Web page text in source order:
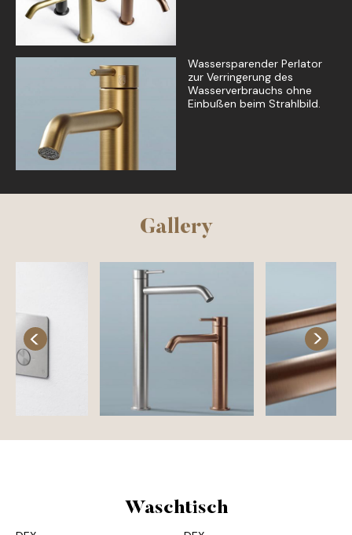
Wassersparender Perlator
zur Verringerung des
Wasserverbrauchs ohne
Einbußen beim Strahlbild.
Gallery
Waschtisch